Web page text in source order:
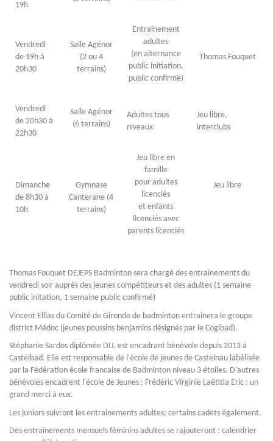
19h
Vendredi
de 19h à
20h30
Salle Agénor
(2 ou 4
terrains)
Entraînement
adultes
(en alternance
public initiation,
public confirmé)
Thomas Fouquet
Vendredi
de 20h30 à
22h30
Salle Agénor
(6 terrains)
Adultes tous
niveaux
Jeu libre,
interclubs
Dimanche
de 8h30 à
10h
Gymnase
Canterane (4
terrains)
Jeu libre en
famille
pour adultes
licenciés
et enfants
licenciés avec
parents licenciés
Jeu libre
Thomas Fouquet DEJEPS Badminton sera chargé des entrainements du
vendredi soir auprès des jeunes compétiteurs et des adultes (1 semaine
public initation, 1 semaine public confirmé)
Vincent Ellias du Comité de Gironde de badminton entrainera le groupe
district Médoc (jeunes poussins benjamins désignés par le Cogibad).
Stéphanie Sardos diplômée DIJ, est encadrant bénévole depuis 2013 à
Castelbad. Elle est responsable de l'école de jeunes de Castelnau labélisée
par la Fédération école francaise de Badminton niveau 3 étoiles. D'autres
bénévoles encadrent l'école de Jeunes : Frédéric Virginie Laëtitia Eric : un
grand merci à eux.
Les juniors suivront les entrainements adultes; certains cadets également.
Des entrainements mensuels féminins adultes se rajouteront : calendrier